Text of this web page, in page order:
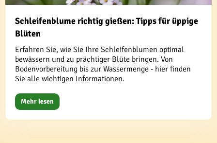
Schleifenblume richtig gießen: Tipps für üppige
Blüten
Erfahren Sie, wie Sie Ihre Schleifenblumen optimal
bewässern und zu prächtiger Blüte bringen. Von
Bodenvorbereitung bis zur Wassermenge - hier finden
Sie alle wichtigen Informationen.
Mehr lesen